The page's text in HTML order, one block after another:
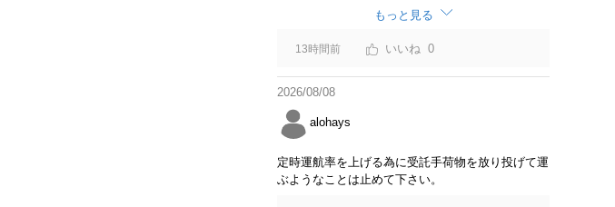
もっと見る
13時間前 0
2026/08/08
alohays
定時運航率を上げる為に受託手荷物を放り投げて運
ぶようなことは止めて下さい。